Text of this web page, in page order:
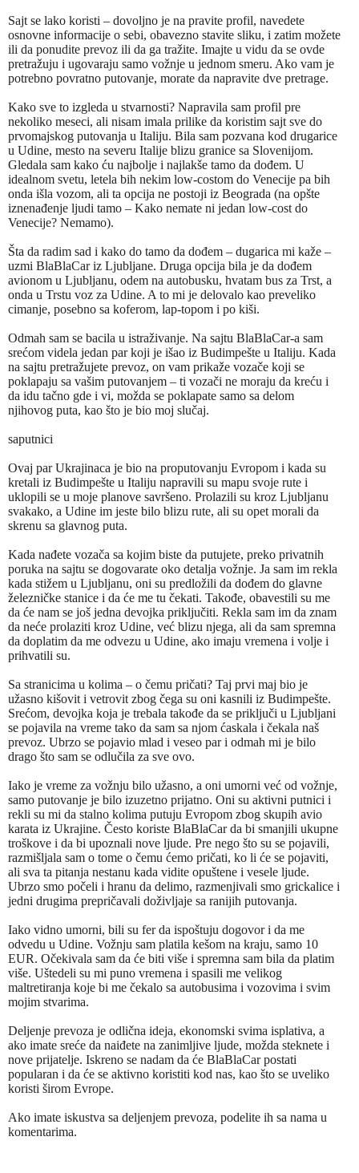
Sajt se lako koristi – dovoljno je na pravite profil, navedete
osnovne informacije o sebi, obavezno stavite sliku, i zatim možete
ili da ponudite prevoz ili da ga tražite. Imajte u vidu da se ovde
pretražuju i ugovaraju samo vožnje u jednom smeru. Ako vam je
potrebno povratno putovanje, morate da napravite dve pretrage.
Kako sve to izgleda u stvarnosti? Napravila sam profil pre
nekoliko meseci, ali nisam imala prilike da koristim sajt sve do
prvomajskog putovanja u Italiju. Bila sam pozvana kod drugarice
u Udine, mesto na severu Italije blizu granice sa Slovenijom.
Gledala sam kako ću najbolje i najlakše tamo da dođem. U
idealnom svetu, letela bih nekim low-costom do Venecije pa bih
onda išla vozom, ali ta opcija ne postoji iz Beograda (na opšte
iznenađenje ljudi tamo – Kako nemate ni jedan low-cost do
Venecije? Nemamo).
Šta da radim sad i kako do tamo da dođem – dugarica mi kaže –
uzmi BlaBlaCar iz Ljubljane. Druga opcija bila je da dođem
avionom u Ljubljanu, odem na autobusku, hvatam bus za Trst, a
onda u Trstu voz za Udine. A to mi je delovalo kao preveliko
cimanje, posebno sa koferom, lap-topom i po kiši.
Odmah sam se bacila u istraživanje. Na sajtu BlaBlaCar-a sam
srećom videla jedan par koji je išao iz Budimpešte u Italiju. Kada
na sajtu pretražujete prevoz, on vam prikaže vozače koji se
poklapaju sa vašim putovanjem – ti vozači ne moraju da kreću i
da idu tačno gde i vi, možda se poklapate samo sa delom
njihovog puta, kao što je bio moj slučaj.
saputnici
Ovaj par Ukrajinaca je bio na proputovanju Evropom i kada su
kretali iz Budimpešte u Italiju napravili su mapu svoje rute i
uklopili se u moje planove savršeno. Prolazili su kroz Ljubljanu
svakako, a Udine im jeste bilo blizu rute, ali su opet morali da
skrenu sa glavnog puta.
Kada nađete vozača sa kojim biste da putujete, preko privatnih
poruka na sajtu se dogovarate oko detalja vožnje. Ja sam im rekla
kada stižem u Ljubljanu, oni su predložili da dođem do glavne
železničke stanice i da će me tu čekati. Takođe, obavestili su me
da će nam se još jedna devojka priključiti. Rekla sam im da znam
da neće prolaziti kroz Udine, već blizu njega, ali da sam spremna
da doplatim da me odvezu u Udine, ako imaju vremena i volje i
prihvatili su.
Sa stranicima u kolima – o čemu pričati? Taj prvi maj bio je
užasno kišovit i vetrovit zbog čega su oni kasnili iz Budimpešte.
Srećom, devojka koja je trebala takođe da se priključi u Ljubljani
se pojavila na vreme tako da sam sa njom ćaskala i čekala naš
prevoz. Ubrzo se pojavio mlad i veseo par i odmah mi je bilo
drago što sam se odlučila za sve ovo.
Iako je vreme za vožnju bilo užasno, a oni umorni već od vožnje,
samo putovanje je bilo izuzetno prijatno. Oni su aktivni putnici i
rekli su mi da stalno kolima putuju Evropom zbog skupih avio
karata iz Ukrajine. Često koriste BlaBlaCar da bi smanjili ukupne
troškove i da bi upoznali nove ljude. Pre nego što su se pojavili,
razmišljala sam o tome o čemu ćemo pričati, ko li će se pojaviti,
ali sva ta pitanja nestanu kada vidite opuštene i vesele ljude.
Ubrzo smo počeli i hranu da delimo, razmenjivali smo grickalice i
jedni drugima prepričavali doživljaje sa ranijih putovanja.
Iako vidno umorni, bili su fer da ispoštuju dogovor i da me
odvedu u Udine. Vožnju sam platila kešom na kraju, samo 10
EUR. Očekivala sam da će biti više i spremna sam bila da platim
više. Uštedeli su mi puno vremena i spasili me velikog
maltretiranja koje bi me čekalo sa autobusima i vozovima i svim
mojim stvarima.
Deljenje prevoza je odlična ideja, ekonomski svima isplativa, a
ako imate sreće da naiđete na zanimljive ljude, možda steknete i
nove prijatelje. Iskreno se nadam da će BlaBlaCar postati
popularan i da će se aktivno koristiti kod nas, kao što se uveliko
koristi širom Evrope.
Ako imate iskustva sa deljenjem prevoza, podelite ih sa nama u
komentarima.